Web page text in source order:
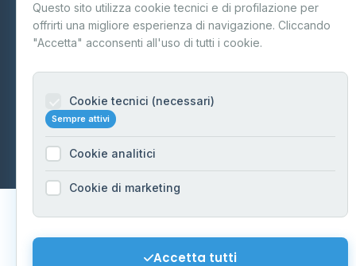
info@distributori-gpl.it
© 2026 - Distributori di GPL -AF Project Software Agency
Carpi
Dati forniti daMinistero delle Imprese e del Made in Italy
Questo sito utilizza cookie tecnici e di profilazione per
offrirti una migliore esperienza di navigazione. Cliccando
"Accetta" acconsenti all'uso di tutti i cookie.
Cookie tecnici (necessari)
Sempre attivi
Cookie analitici
Cookie di marketing
Accetta tutti